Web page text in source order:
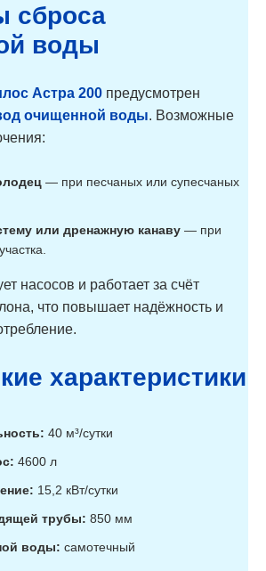
сброса
воды
Астра 200 предусмотрен
очищенной воды. Возможные
— при песчаных или супесчаных
или дренажную канаву — при
насосов и работает за счёт
что повышает надёжность и
характеристики
40 м³/сутки
4600 л
15,2 кВт/сутки
трубы: 850 мм
воды: самотечный